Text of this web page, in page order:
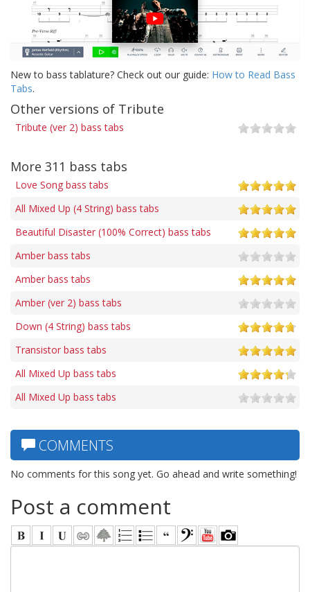
New to bass tablature? Check out our guide: How to Read Bass
Tabs.
Other versions of Tribute
Tribute (ver 2) bass tabs
More 311 bass tabs
Love Song bass tabs
All Mixed Up (4 String) bass tabs
Beautiful Disaster (100% Correct) bass tabs
Amber bass tabs
Amber bass tabs
Amber (ver 2) bass tabs
Down (4 String) bass tabs
Transistor bass tabs
All Mixed Up bass tabs
All Mixed Up bass tabs
COMMENTS
No comments for this song yet. Go ahead and write something!
Post a comment